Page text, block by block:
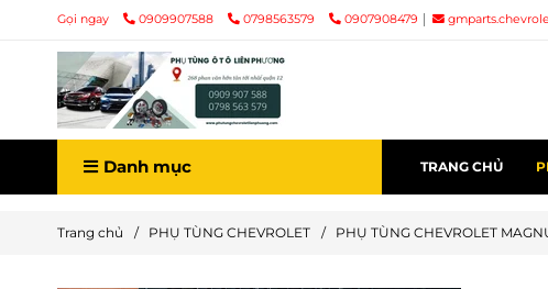
Gọi ngay 0909907588 0798563579 0907908479
Danh mục TRANG CHỦ
Trang chủ / PHỤ TÙNG CHEVROLET / PHỤ TÙNG CHEVROLET